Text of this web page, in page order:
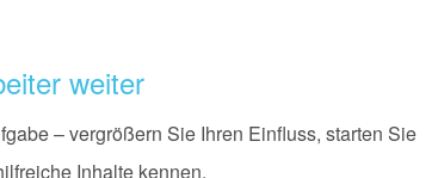
weiter
– vergrößern Sie Ihren Einfluss, starten Sie
Inhalte kennen.